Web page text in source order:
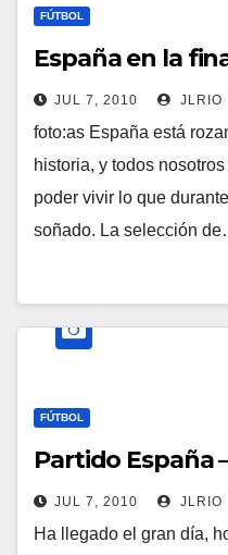
FÚTBOL
España en la
JUL 7, 2010 JLRIO
foto:as España está
historia, y todos
poder vivir lo que
soñado. La selección
FÚTBOL
Partido España
JUL 7, 2010 JLRIO
Ha llegado el gran día,